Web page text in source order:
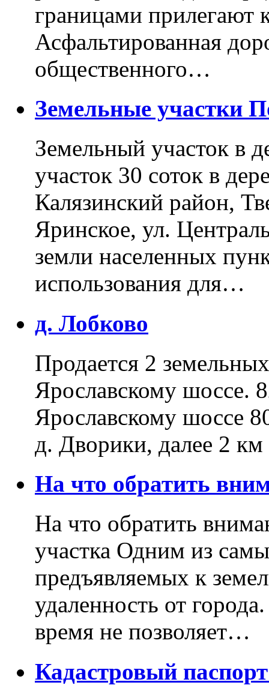
границами прилегают
Асфальтированная
общественного…
Земельные участки
Земельный участок в
участок 30 соток в
Калязинский район,
Яринское, ул.
земли населенных
использования для…
д. Лобково
Продается 2
Ярославскому
Ярославскому шоссе
д. Дворики, далее 2
На что обратить
На что обратить
участка Одним из
предъявляемых к
удаленность от
время не позволяет…
Кадастровый